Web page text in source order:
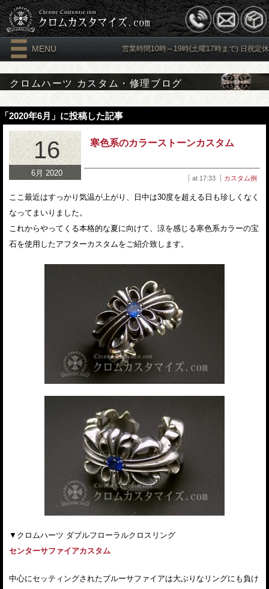
MENU 営業時間10時～19時(土曜17時まで) 日祝定休
クロムハーツ カスタム・修理ブログ
「2020年6月」に投稿した記事
16
6月 2020
寒色系のカラーストーンカスタム
at 17:33 カスタム例
ここ最近はすっかり気温が上がり、日中は30度を超える日も珍しくなく
なってまいりました。
これからやってくる本格的な夏に向けて、涼を感じる寒色系カラーの宝
石を使用したアフターカスタムをご紹介致します。
▼クロムハーツ ダブルフローラルクロスリング
センターサファイアカスタム
中心にセッティングされたブルーサファイアは大ぶりなリングにも負け